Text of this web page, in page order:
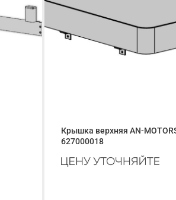
Крышка верхняя AN-
627000018